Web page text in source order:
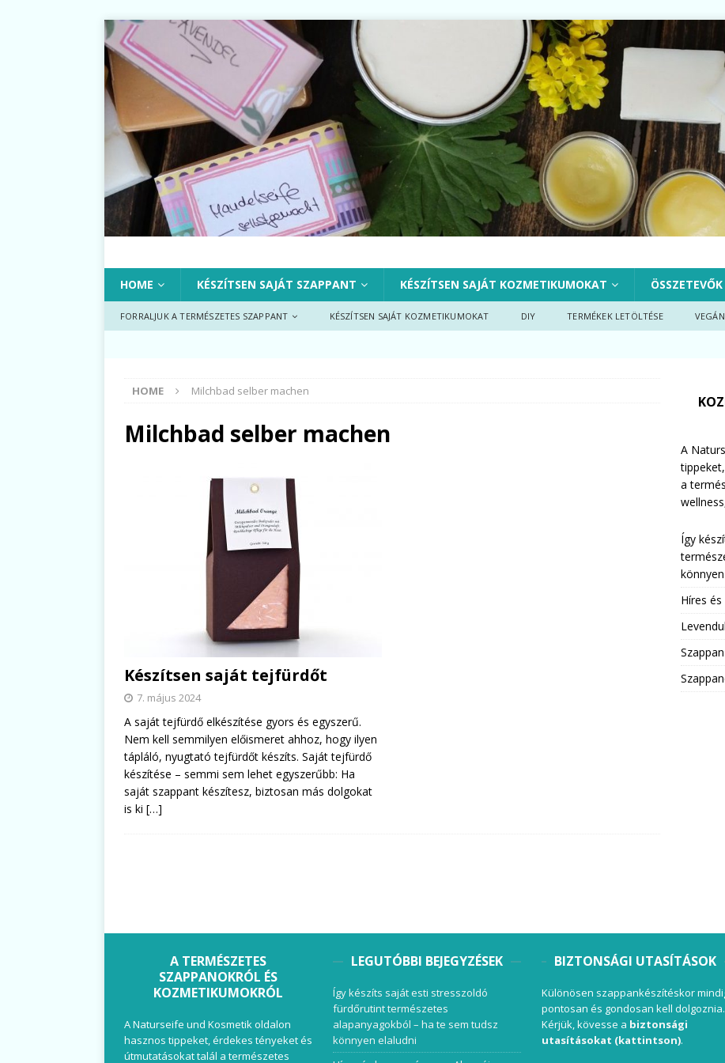
HOME KÉSZÍTSEN SAJÁT SZAPPANT KÉSZÍTSEN SAJÁT KOZMETIKUMOKAT ÖSSZETEVŐK
FORRALJUK A TERMÉSZETES SZAPPANT KÉSZÍTSEN SAJÁT KOZMETIKUMOKAT DIY TERMÉKEK LETÖLTÉSE
HOME Milchbad selber machen
Milchbad selber machen
Készítsen saját tejfürdőt
7. május 2024
A saját tejfürdő elkészítése gyors és egyszerű.
Nem kell semmilyen előismeret ahhoz, hogy ilyen
tápláló, nyugtató tejfürdőt készíts. Saját tejfürdő
készítése – semmi sem lehet egyszerűbb: Ha
saját szappant készítesz, biztosan más dolgokat
is ki […]
A
a
Így
Híres
A TERMÉSZETES
SZAPPANOKRÓL ÉS
KOZMETIKUMOKRÓL
A Naturseife und Kosmetik oldalon
hasznos tippeket, érdekes tényeket és
útmutatásokat talál a természetes
LEGUTÓBBI BEJEGYZÉSEK
Így készíts saját esti stresszoldó
fürdőrutint természetes
alapanyagokból – ha te sem tudsz
könnyen elaludni
BIZTONSÁGI UTASÍTÁSOK
Különösen szappankészítéskor
pontosan és gondosan kell dolgoznia.
Kérjük, kövesse a biztonsági
utasításokat (kattintson).